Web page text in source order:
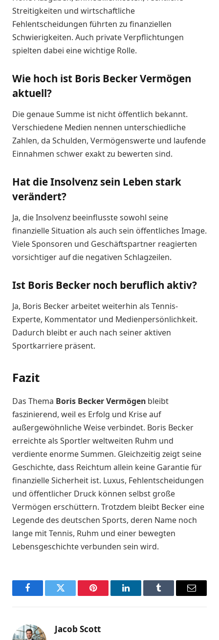
Streitigkeiten und wirtschaftliche
Fehlentscheidungen führten zu finanziellen
Schwierigkeiten. Auch private Verpflichtungen
spielten dabei eine wichtige Rolle.
Wie hoch ist Boris Becker Vermögen
aktuell?
Die genaue Summe ist nicht öffentlich bekannt.
Verschiedene Medien nennen unterschiedliche
Zahlen, da Schulden, Vermögenswerte und laufende
Einnahmen schwer exakt zu bewerten sind.
Hat die Insolvenz sein Leben stark
verändert?
Ja, die Insolvenz beeinflusste sowohl seine
finanzielle Situation als auch sein öffentliches Image.
Viele Sponsoren und Geschäftspartner reagierten
vorsichtiger auf die negativen Schlagzeilen.
Ist Boris Becker noch beruflich aktiv?
Ja, Boris Becker arbeitet weiterhin als Tennis-
Experte, Kommentator und Medienpersönlichkeit.
Dadurch bleibt er auch nach seiner aktiven
Sportkarriere präsent.
Fazit
Das Thema Boris Becker Vermögen bleibt
faszinierend, weil es Erfolg und Krise auf
außergewöhnliche Weise verbindet. Boris Becker
erreichte als Sportler weltweiten Ruhm und
verdiente enorme Summen. Gleichzeitig zeigt seine
Geschichte, dass Reichtum allein keine Garantie für
finanzielle Sicherheit ist. Luxus, Fehlentscheidungen
und öffentlicher Druck können selbst große
Vermögen erschüttern. Trotzdem bleibt Becker eine
Legende des deutschen Sports, deren Name noch
lange mit Tennis, Ruhm und einer bewegten
Lebensgeschichte verbunden sein wird.
FacebookTwitter Pinterest LinkedInTumblr Email
Jacob Scott